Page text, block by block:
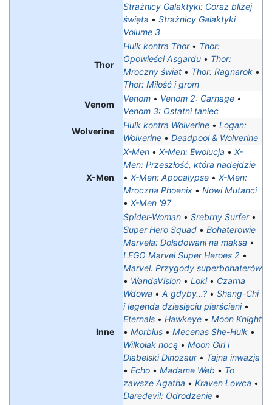
Strażnicy Galaktyki: Coraz bliżej
święta • Strażnicy Galaktyki
Volume 3
Thor
Hulk kontra Thor• Thor:
Opowieści Asgardu • Thor:
Mroczny świat • Thor: Ragnarok •
Thor: Miłość i grom
Venom
Venom • Venom 2: Carnage •
Venom 3: Ostatni taniec
Wolverine
Hulk kontra Wolverine • Logan:
Wolverine • Deadpool & Wolverine
X-Men
X-Men • X-Men: Ewolucja • X-
Men: Przeszłość, która nadejdzie
• X-Men: Apocalypse • X-Men:
Mroczna Phoenix • Nowi Mutanci
• X-Men '97
Inne
Spider-Woman • Srebrny Surfer•
Super Hero Squad • Bohaterowie
Marvela: Doładowani na maksa‎ •
LEGO Marvel Super Heroes 2 •
Marvel. Przygody superbohaterów
• WandaVision • Loki• Czarna
Wdowa • A gdyby…? • Shang-Chi
i legenda dziesięciu pierścieni•
Eternals • Hawkeye • Moon Knight
• Morbius • Mecenas She-Hulk •
Wilkołak nocą • Moon Girl i
Diabelski Dinozaur• Tajna inwazja
• Echo • Madame Web • To
zawsze Agatha • Kraven Łowca •
Daredevil: Odrodzenie •